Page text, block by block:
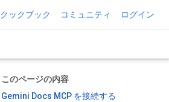
クックブック コミュニティ ログイン
このページの内容
Gemini Docs MCP を接続する